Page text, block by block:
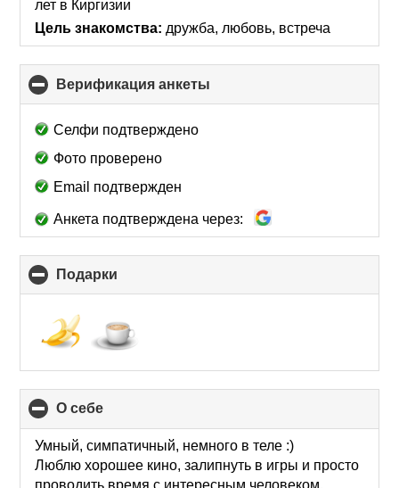
лет в Киргизии
Цель знакомства: дружба, любовь, встреча
Верификация анкеты
to
Селфи подтверждено
Фото проверено
Email подтвержден
Анкета подтверждена через:
Подарки
to
contents
О себе
to
collapse
contents
Умный, симпатичный, немного в теле :)
Люблю хорошее кино, залипнуть в игры и просто
проводить время с интересным человеком.